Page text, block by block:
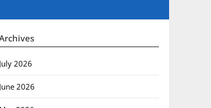
July 2026
June 2026